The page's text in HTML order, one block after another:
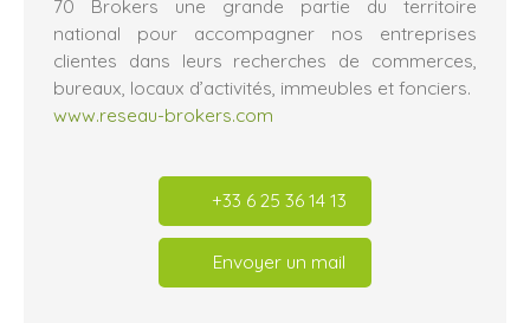
70 Brokers une grande partie du territoire
national pour accompagner nos entreprises
clientes dans leurs recherches de commerces,
bureaux, locaux d’activités, immeubles et fonciers.
www.reseau-brokers.com
+33 6 25 36 14 13
Envoyer un mail